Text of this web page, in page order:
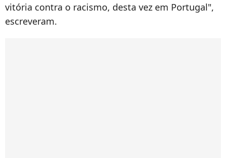
vitória contra o racismo, desta vez em Portugal",
escreveram.